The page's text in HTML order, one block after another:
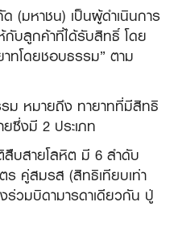
(มหาชน) เป็นผู้ดำเนินการ
บลูกค้าที่ได้รับสิทธิ์ โดย
ทโดยชอบธรรม” ตาม
ม หมายถึง ทายาทที่มีสิทธิ
ซึ่งมี 2 ประเภท
สืบสายโลหิต มี 6 ลำดับ
ร คู่สมรส (สิทธิเทียบเท่า
บิดามารดาเดียวกัน ปู่